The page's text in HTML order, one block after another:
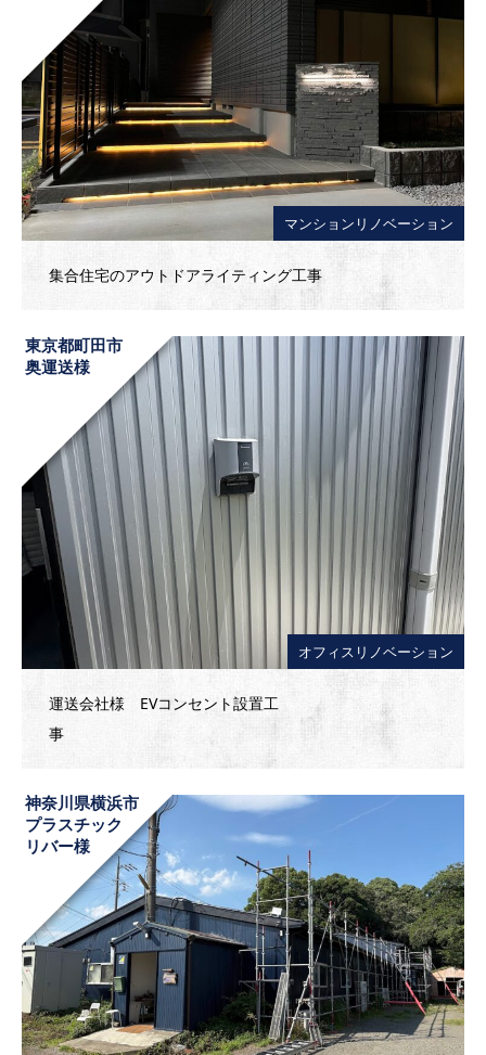
マンションリノベーション
集合住宅のアウトドアライティング工事
東京都町田市
奥運送様
オフィスリノベーション
運送会社様 EVコンセント設置工
事
神奈川県横浜市
プラスチック
リバー様